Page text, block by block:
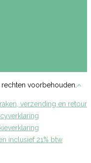
voorbehouden.
verzending en retour
inclusief 21% btw